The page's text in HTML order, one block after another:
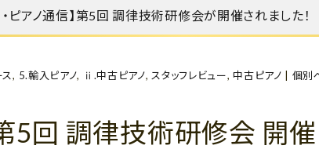
新品ピアノ
コンサートグランドピアノ
BOSTON
DIAPASON
もっとみる
ピアノ通信】第5回 調律技術研修会が開催されました！
ス, 5.輸入ピアノ, ⅱ.中古ピアノ, スタッフレビュー,中古ピアノ 個別
5回 調律技術研修会 開催